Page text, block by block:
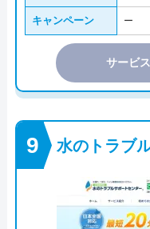
キャンペーン ー
サービ
水のトラブ